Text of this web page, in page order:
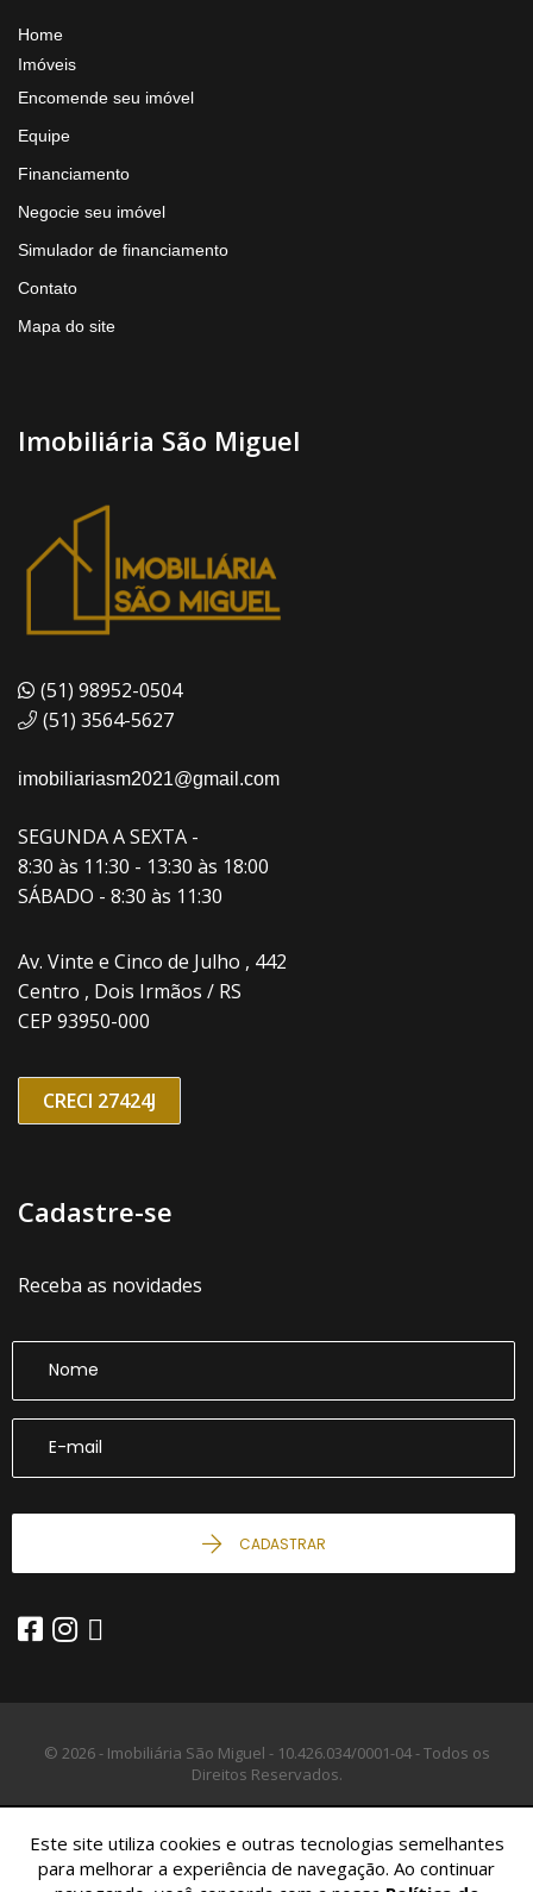
Home
Imóveis
Encomende seu imóvel
Equipe
Financiamento
Negocie seu imóvel
Simulador de financiamento
Contato
Mapa do site
Imobiliária São Miguel
(51) 98952-0504
(51) 3564-5627
imobiliariasm2021@gmail.com
SEGUNDA A SEXTA -
8:30 às 11:30 - 13:30 às 18:00
SÁBADO - 8:30 às 11:30
Av. Vinte e Cinco de Julho , 442
Centro , Dois Irmãos / RS
CEP 93950-000
CRECI 27424J
Cadastre-se
Receba as novidades
CADASTRAR
© 2026 - Imobiliária São Miguel - 10.426.034/0001-04 -Todos os
Direitos Reservados.
Este site utiliza cookies e outras tecnologias semelhantes
para melhorar a experiência de navegação. Ao continuar